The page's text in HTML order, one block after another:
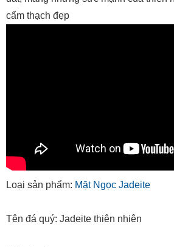
cẩm thạch đẹp
Loại sản phẩm: Mặt Ngọc Jadeite
Tên đá quý: Jadeite thiên nhiên